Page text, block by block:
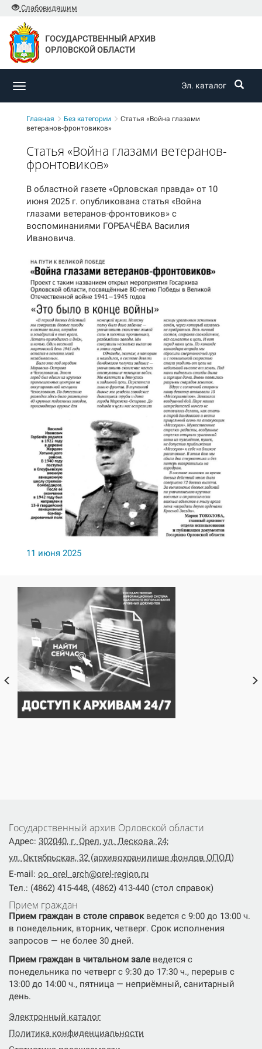
Слабовидящим
ГОСУДАРСТВЕННЫЙ АРХИВ
ОРЛОВСКОЙ ОБЛАСТИ
Toggle
Эл. каталог
Главная Без категории
Статья «Война глазами
ветеранов-фронтовиков»
Статья «Война глазами ветеранов-
фронтовиков»
В областной газете «Орловская правда» от 10
июня 2025 г. опубликована статья «Война
глазами ветеранов-фронтовиков» с
воспоминаниями ГОРБАЧЁВА Василия
Ивановича.
11 июня 2025
Государственный архив Орловской области
Адрес: 302040, г. Орел, ул. Лескова, 24;
ул. Октябрьская, 32 (архивохранилище фондов ОПОД)
E-mail: oo_orel_arch@orel-region.ru
Тел.: (4862) 415-448, (4862) 413-440 (стол справок)
Прием граждан
Прием граждан в столе справокведется с 9:00 до 13:00 ч.
в понедельник, вторник, четверг. Срок исполнения
запросов — не более 30 дней.
Прием граждан в читальном зале ведется с
понедельника по четверг с 9:30 до 17:30 ч., перерыв с
13:00 до 14:00 ч., пятница — неприёмный, санитарный
день.
Электронный каталог
Политика конфиденциальности